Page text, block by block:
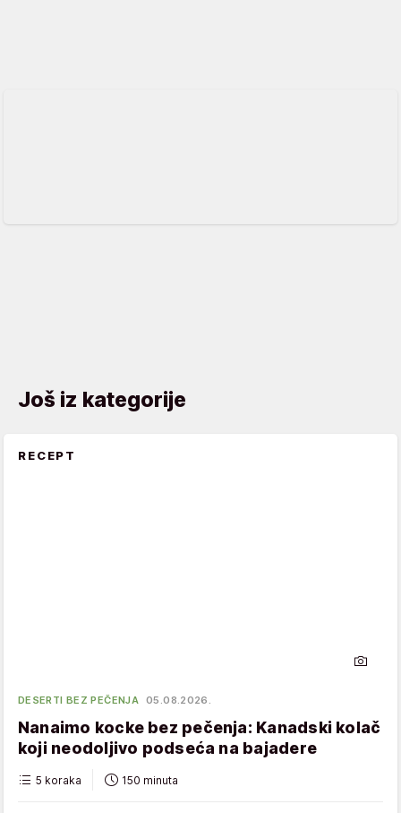
Još iz kategorije
RECEPT
DESERTI BEZ PEČENJA 05.08.2026.
Nanaimo kocke bez pečenja: Kanadski kolač
koji neodoljivo podseća na bajadere
5 koraka 150 minuta